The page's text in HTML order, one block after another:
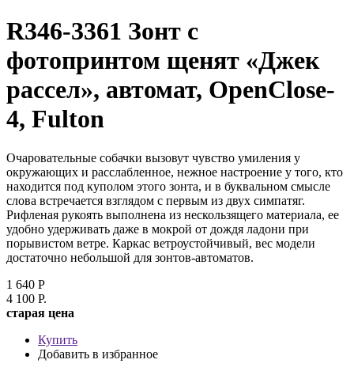
R346-3361 Зонт с
фотопринтом щенят «Джек
рассел», автомат, OpenClose-
4, Fulton
Очаровательные собачки вызовут чувство умиления у
окружающих и расслабленное, нежное настроение у того, кто
находится под куполом этого зонта, и в буквальном смысле
слова встречается взглядом с первым из двух симпатяг.
Рифленая рукоять выполнена из нескользящего материала, ее
удобно удерживать даже в мокрой от дождя ладони при
порывистом ветре. Каркас ветроустойчивый, вес модели
достаточно небольшой для зонтов-автоматов.
1 640 Р
4 100 Р.
cтарая цена
Купить
Добавить в избранное